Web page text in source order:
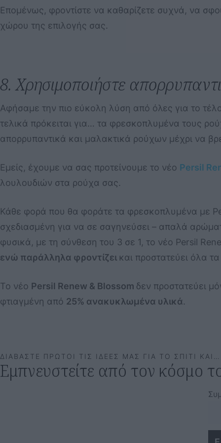
Επομένως, φροντίστε να καθαρίζετε συχνά, να
χώρου της επιλογής σας.
8. Χρησιμοποιήστε
Αφήσαμε την πιο εύκολη λύση από όλες για το
τελικά πρόκειται για… τα φρεσκοπλυμένα τους
απορρυπαντικά και μαλακτικά ρούχων μέχρι να
Εμείς, έχουμε να σας προτείνουμε το νέο Persil
λουλουδιών στα ρούχα σας.
Κάθε φορά που θα φοράτε τα φρεσκοπλυμένα με
σχεδιασμένη για να σε σαγηνεύσει – απαλά
φυσικά, με τη σύνθεση του 3 σε 1, το νέο Persil
ενώ παράλληλα φροντίζει και προστατεύει όλα
Το νέο Persil Renew & Blossom δεν προστατεύει
φτιαγμένη από 25% ανακυκλωμένα υλικά.
ΔΙΑΒΑΣΤΕ ΠΡΩΤΟΙ ΤΙΣ ΙΔΕΕΣ ΜΑΣ ΓΙΑ ΤΟ ΣΠΙΤΙ ΚΑΙ…
Εμπνευστείτε από τον κόσμο